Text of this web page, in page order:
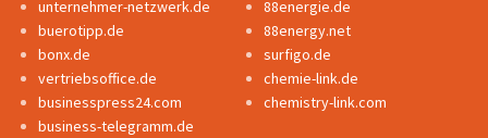
unternehmer-netzwerk.de
buerotipp.de
bonx.de
vertriebsoffice.de
businesspress24.com
business-telegramm.de
88energie.de
88energy.net
surfigo.de
chemie-link.de
chemistry-link.com